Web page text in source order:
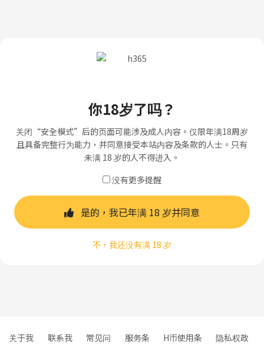
你18岁了吗？
关闭“安全模式”后的页面可能涉及成人内容。仅限年满18周岁
且具备完整行为能力，并同意接受本站内容及条款的人士。只有
未满 18 岁的人不得进入。
没有更多提醒
是的，我已年满 18 岁并同意
不，我还没有满 18 岁
关于我
联系我
常见问
服务条
H币使用条
隐私权政